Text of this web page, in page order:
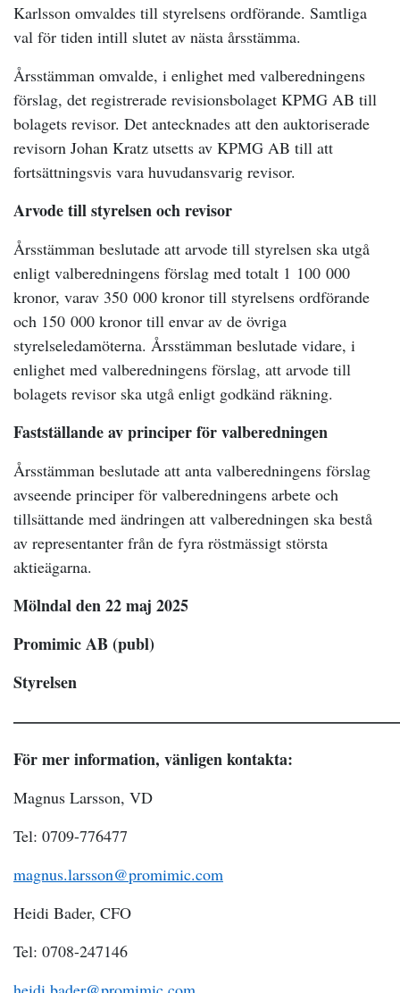
Karlsson omvaldes till styrelsens ordförande. Samtliga
val för tiden intill slutet av nästa årsstämma.
Årsstämman omvalde, i enlighet med valberedningens
förslag, det registrerade revisionsbolaget KPMG AB till
bolagets revisor. Det antecknades att den auktoriserade
revisorn Johan Kratz utsetts av KPMG AB till att
fortsättningsvis vara huvudansvarig revisor.
Arvode till styrelsen och revisor
Årsstämman beslutade att arvode till styrelsen ska utgå
enligt valberedningens förslag med totalt 1 100 000
kronor, varav 350 000 kronor till styrelsens ordförande
och 150 000 kronor till envar av de övriga
styrelseledamöterna. Årsstämman beslutade vidare, i
enlighet med valberedningens förslag, att arvode till
bolagets revisor ska utgå enligt godkänd räkning.
Fastställande av principer för valberedningen
Årsstämman beslutade att anta valberedningens förslag
avseende principer för valberedningens arbete och
tillsättande med ändringen att valberedningen ska bestå
av representanter från de fyra röstmässigt största
aktieägarna.
Mölndal den 22 maj 2025
Promimic AB (publ)
Styrelsen
För mer information, vänligen kontakta:
Magnus Larsson, VD
Tel: 0709-776477
magnus.larsson@promimic.com
Heidi Bader, CFO
Tel: 0708-247146